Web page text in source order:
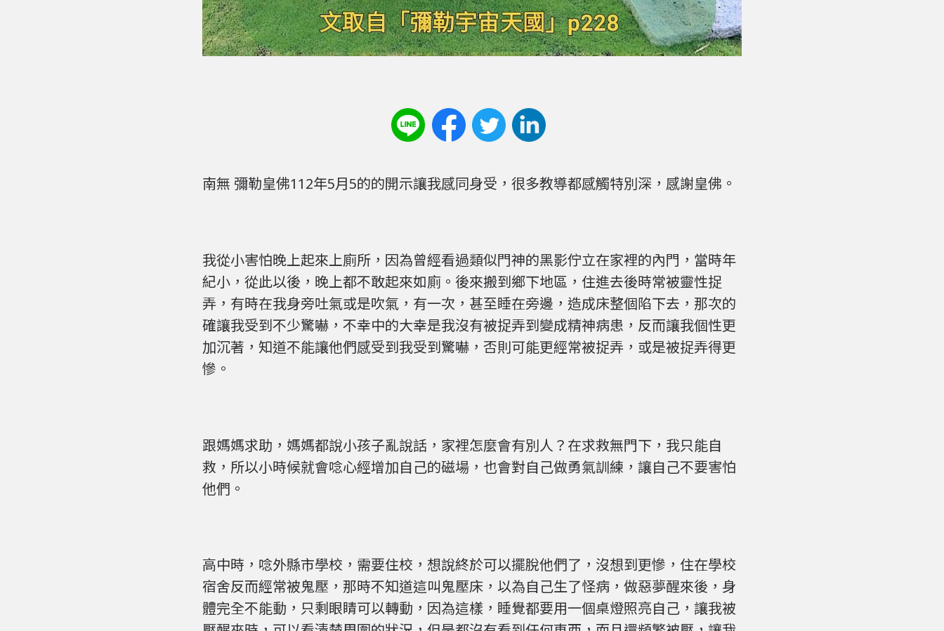
南無 彌勒皇佛112年5月5的的開示讓我感同身受，很多教導都感觸特別深，感謝皇佛。
我從小害怕晚上起來上廁所，因為曾經看過類似門神的黑影佇立在家裡的內門，當時年
紀小，從此以後，晚上都不敢起來如廁。後來搬到鄉下地區，住進去後時常被靈性捉
弄，有時在我身旁吐氣或是吹氣，有一次，甚至睡在旁邊，造成床整個陷下去，那次的
確讓我受到不少驚嚇，不幸中的大幸是我沒有被捉弄到變成精神病患，反而讓我個性更
加沉著，知道不能讓他們感受到我受到驚嚇，否則可能更經常被捉弄，或是被捉弄得更
慘。
跟媽媽求助，媽媽都說小孩子亂說話，家裡怎麼會有別人？在求救無門下，我只能自
救，所以小時候就會唸心經增加自己的磁場，也會對自己做勇氣訓練，讓自己不要害怕
他們。
高中時，唸外縣市學校，需要住校，想說終於可以擺脫他們了，沒想到更慘，住在學校
宿舍反而經常被鬼壓，那時不知道這叫鬼壓床，以為自己生了怪病，做惡夢醒來後，身
體完全不能動，只剩眼睛可以轉動，因為這樣，睡覺都要用一個桌燈照亮自己，讓我被